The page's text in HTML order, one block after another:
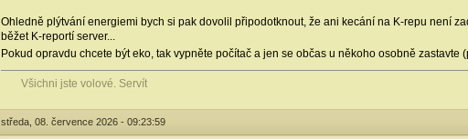
Ohledně plýtvání energiemi bych si pak dovolil připodotknout, že ani kecání na K-repu není
běžet K-reportí server...
Pokud opravdu chcete být eko, tak vypněte počítač a jen se občas u někoho osobně zastavte
Všichni jste volové. Servít
středa, 08. července 2026 - 09:23:59